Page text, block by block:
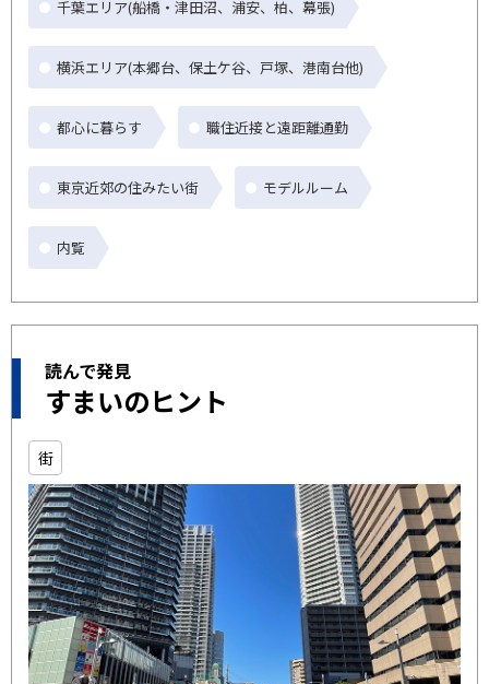
千葉エリア(船橋・津田沼、浦安、柏、幕張)
横浜エリア(本郷台、保土ケ谷、戸塚、港南台他)
都心に暮らす 職住近接と遠距離通勤
東京近郊の住みたい街 モデルルーム
内覧
読んで発見
すまいのヒント
街